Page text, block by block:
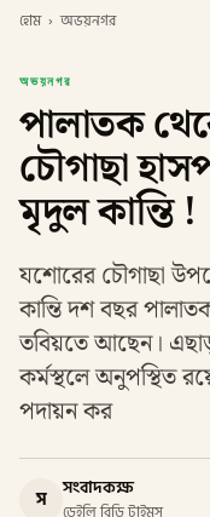
হোম › অভয়নগর
অভয়নগর
পালাতক
চৌগাছা
মৃদুল কান্তি !
যশোরের চৌগাছা
কান্তি দশ বছর
তবিয়তে আছেন।
কর্মস্থলে অনুপস্থিত
পদায়ন কর
স সংবাদকক্ষ